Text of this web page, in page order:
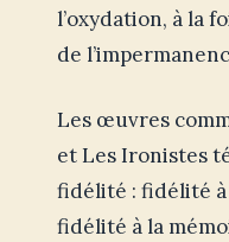
l’oxydation, à la
de
Les œuvres
et Les Ironistes
fidélité : fidélité
fidélité à la